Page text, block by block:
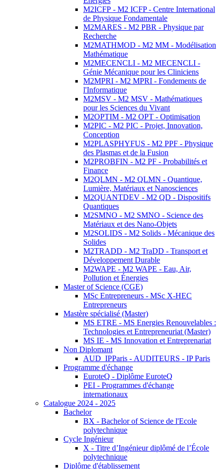
M2ICFP - M2 ICFP - Centre International
de Physique Fondamentale
M2MARES - M2 PBR - Physique par
Recherche
M2MATHMOD - M2 MM - Modélisation
Mathématique
M2MECENCLI - M2 MECENCLI -
Génie Mécanique pour les Cliniciens
M2MPRI - M2 MPRI - Fondements de
l'Informatique
M2MSV - M2 MSV - Mathématiques
pour les Sciences du Vivant
M2OPTIM - M2 OPT - Optimisation
M2PIC - M2 PIC - Projet, Innovation,
Conception
M2PLASPHYFUS - M2 PPF - Physique
des Plasmas et de la Fusion
M2PROBFIN - M2 PF - Probabilités et
Finance
M2QLMN - M2 QLMN - Quantique,
Lumière, Matériaux et Nanosciences
M2QUANTDEV - M2 QD - Dispositifs
Quantiques
M2SMNO - M2 SMNO - Science des
Matériaux et des Nano-Objets
M2SOLIDS - M2 Solids - Mécanique des
Solides
M2TRADD - M2 TraDD - Transport et
Développement Durable
M2WAPE - M2 WAPE - Eau, Air,
Pollution et Énergies
Master of Science (CGE)
MSc Entrepreneurs - MSc X-HEC
Entrepreneurs
Mastère spécialisé (Master)
MS ETRE - MS Energies Renouvelables :
Technologies et Entrepreneuriat (Master)
MS IE - MS Innovation et Entreprenariat
Non Diplomant
AUD_IPParis - AUDITEURS - IP Paris
Programme d'échange
EuroteQ - Diplôme EuroteQ
PEI - Programmes d'échange
internationaux
Catalogue 2024 - 2025
Bachelor
BX - Bachelor of Science de l'Ecole
polytechnique
Cycle Ingénieur
X - Titre d’Ingénieur diplômé de l’École
polytechnique
Diplôme d'établissement